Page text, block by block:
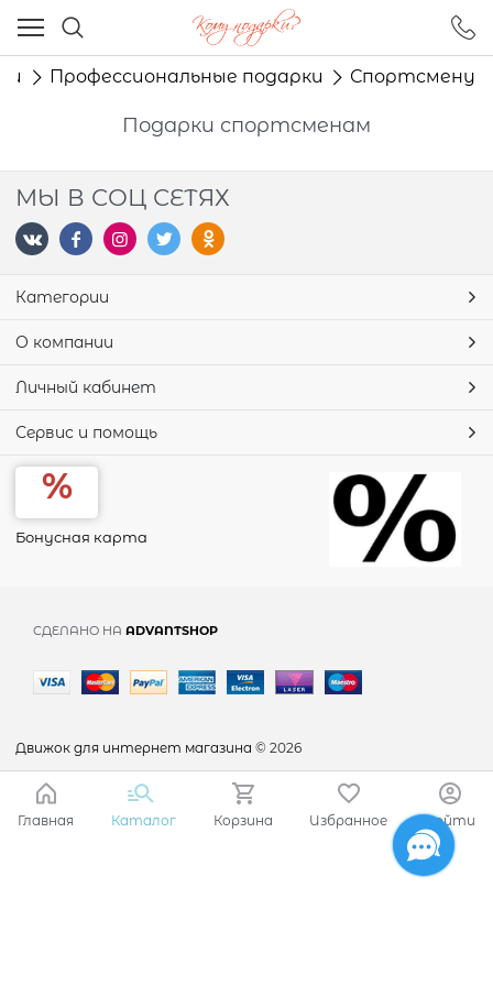
Профессиональные подарки Спортсмену
Подарки спортсменам
МЫ В СОЦ СЕТЯХ
Категории
О компании
Личный кабинет
Сервис и помощь
Бонусная карта
СДЕЛАНО НА ADVANTSHOP
Движок для интернет магазина © 2026
Главная Каталог Корзина Избранное Войти
Ваш город - Москва,
угадали?
ДА НЕТ